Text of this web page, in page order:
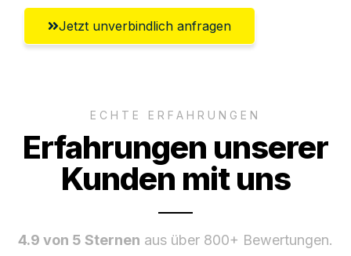
Jetzt unverbindlich anfragen
ECHTE ERFAHRUNGEN
Erfahrungen unserer
Kunden mit uns
4.9 von 5 Sternen aus über 800+ Bewertungen.